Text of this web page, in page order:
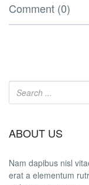
Comment (0)
ABOUT US
Nam dapibus nisl
erat a elementum